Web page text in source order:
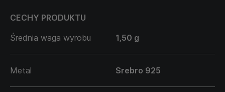
widzieć drogę w mroku i ufać swojej wewnętrznej sile,
nawet gdy wokół panuje cisza.
CECHY PRODUKTU
Średnia waga wyrobu
1,50 g
Metal Srebro 925